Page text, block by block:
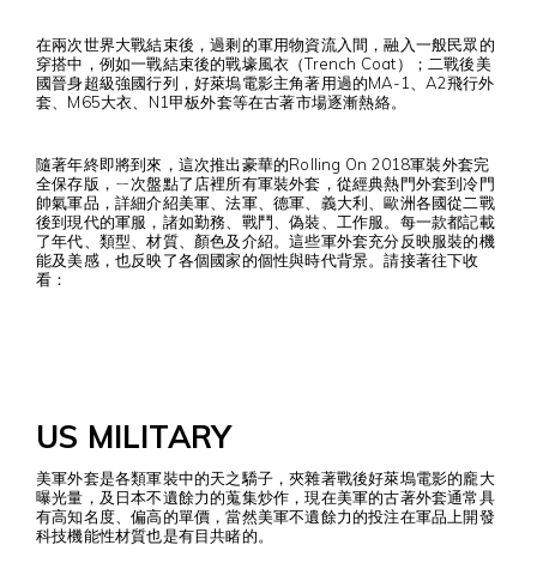
在兩次世界大戰結束後，過剩的軍用物資流入間，融入一般民眾的
穿搭中，例如一戰結束後的戰壕風衣（Trench Coat）；二戰後美
國晉身超級強國行列，好萊塢電影主角著用過的MA-1、A2飛行外
套、M65大衣、N1甲板外套等在古著市場逐漸熱絡。
隨著年終即將到來，這次推出豪華的Rolling On 2018軍裝外套完
全保存版，ㄧ次盤點了店裡所有軍裝外套，從經典熱門外套到冷門
帥氣軍品，詳細介紹美軍、法軍、德軍、義大利、歐洲各國從二戰
後到現代的軍服，諸如勤務、戰鬥、偽裝、工作服。每一款都記載
了年代、類型、材質、顏色及介紹。這些軍外套充分反映服裝的機
能及美感，也反映了各個國家的個性與時代背景。請接著往下收
看：
US MILITARY
美軍外套是各類軍裝中的天之驕子，夾雜著戰後好萊塢電影的龐大
曝光量，及日本不遺餘力的蒐集炒作，現在美軍的古著外套通常具
有高知名度、偏高的單價，當然美軍不遺餘力的投注在軍品上開發
科技機能性材質也是有目共睹的。